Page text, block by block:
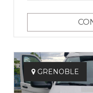
GRENOBLE